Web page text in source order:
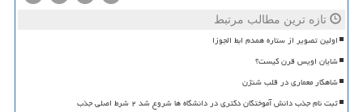
تازه ترین مطالب مرتبط
اولین تصویر از ستاره همدم ابط الجوزا
شایان اویس قرن کیست؟
شاهکار معماری در قلب شنژن
ثبت نام جذب دانش آموختگان دکتری در دانشگاه ها شروع شد ۲ شرط اصلی جذب